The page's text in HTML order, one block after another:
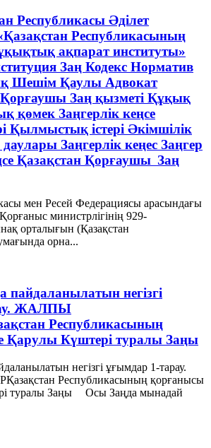
Республикасы Әділет
Республикасының
ақпарат институты»
Заң Кодекс Норматив
Шешім Қаулы Адвокат
Заң қызметі Құқық
қөмек Заңгерлік кеңсе
Қылмыстық істері Әкімшілік
Заңгерлік кеңес Заңгер
Қазақстан Қорғаушы Заң
мен Ресей Федерациясы арасындағы
министрлігінің 929-
орталығын (Қазақстан
орна...
пайдаланылатын негізгі
ЖАЛПЫ
Республикасының
Қарулы Күштері туралы Заңы
негізгі ұғымдар 1-тарау.
Республикасының қорғанысы
туралы Заңы Осы Заңда мынадай